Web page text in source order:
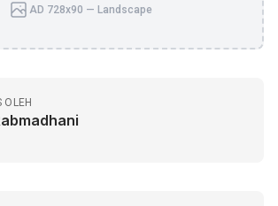
AD 728x90 — Landscape
OLEH